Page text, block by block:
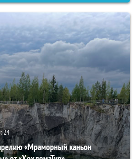
24
«Мраморный каньон